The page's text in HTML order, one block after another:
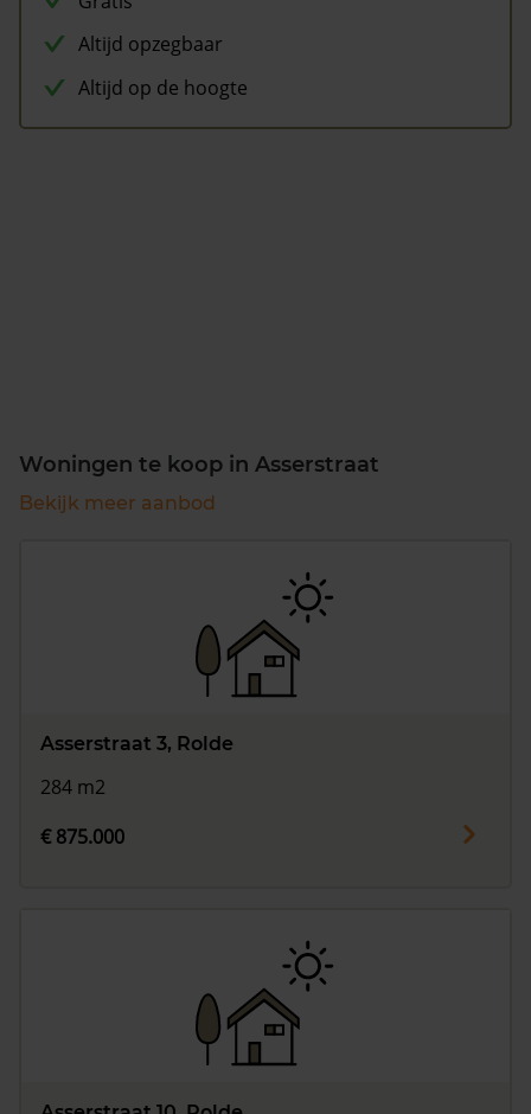
Altijd opzegbaar
Altijd op de hoogte
Woningen te koop in Asserstraat
Bekijk meer aanbod
Asserstraat 3, Rolde
284 m2
€ 875.000